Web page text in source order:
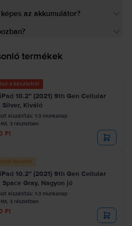
az akkumulátor?
termékek
a készletről
10.2” (2021) 9th Gen Cellular
Silver, Kiváló
kiszállítás: 1-3 munkanap
3 részletben
Ft
készlet
10.2” (2021) 9th Gen Cellular
Space Gray, Nagyon jó
kiszállítás: 1-3 munkanap
3 részletben
Ft